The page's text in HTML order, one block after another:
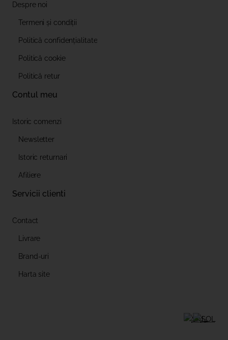
Despre noi
Termeni și condiții
Politică confidențialitate
Politică cookie
Politică retur
Contul meu
Istoric comenzi
Newsletter
Istoric returnari
Afiliere
Servicii clienti
Contact
Livrare
Brand-uri
Harta site